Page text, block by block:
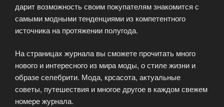
дарит возможность своим покупателям знакомится с
самыми модными тенденциями из компетентного
источника на протяжении полугода.
На страницах журнала вы сможете прочитать много
нового и интересного из мира моды, о стиле жизни и
образе селебрити. Мода, крсасота, актуальные
советы, путешествия и многое другое в каждом свежем
номере журнала.